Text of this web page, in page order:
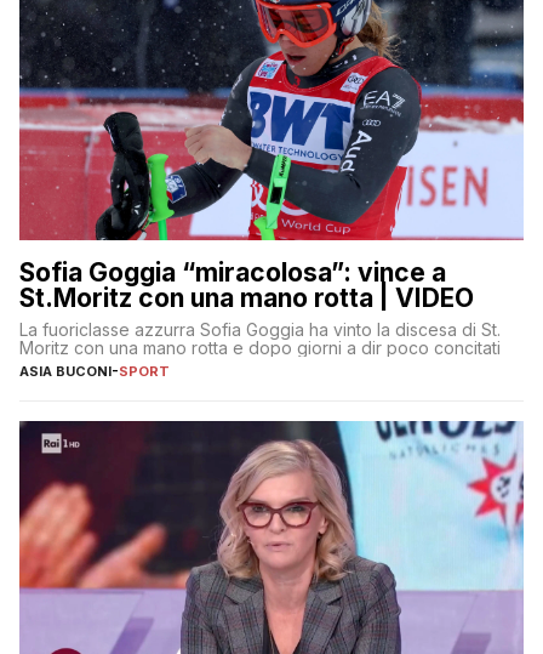
Sofia Goggia “miracolosa”: vince a
St.Moritz con una mano rotta | VIDEO
La fuoriclasse azzurra Sofia Goggia ha vinto la discesa di St.
Moritz con una mano rotta e dopo giorni a dir poco concitati
ASIA BUCONI-SPORT